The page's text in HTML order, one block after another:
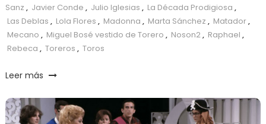
Sanz , Javier Conde , Julio Iglesias , La Década Prodigiosa ,
Las Deblas , Lola Flores , Madonna , Marta Sánchez , Matador,
Mecano , Miguel Bosé vestido de Torero , Noson2, Raphael ,
Rebeca , Toreros , Toros
Leer más